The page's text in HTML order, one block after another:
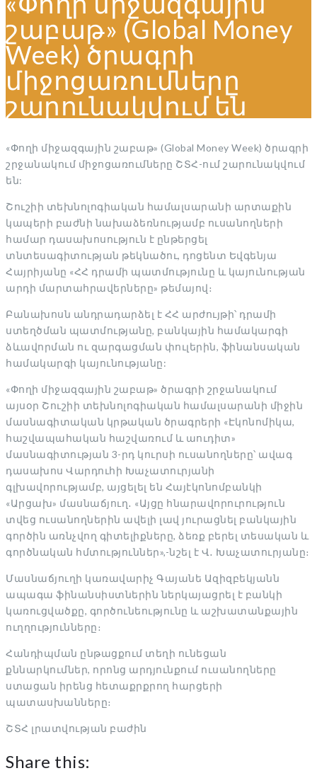
շաբաթ» (Global Money
Week) ծրագրի
միջոցառումները
շարունակվում են
«Փողի միջազգային շաբաթ» (Global Money Week) ծրագրի
շրջանակում միջոցառումները ՇՏՀ-ում շարունակվում
են:
Շուշիի տեխնոլոգիական համալսարանի արտաքին
կապերի բաժնի նախաձեռնությամբ ուսանողների
համար դասախոսություն է ընթերցել
տնտեսագիտության թեկնածու, դոցենտ Եվգենյա
Հայրիյանը «ՀՀ դրամի պատմությունը և կայունության
արդի մարտահրավերները» թեմայով։
Բանախոսն անդրադարձել է ՀՀ արժույթի՝ դրամի
ստեղծման պատմությանը, բանկային համակարգի
ձևավորման ու զարգացման փուլերին, ֆինանսական
համակարգի կայունությանը:
«Փողի միջազգային շաբաթ» ծրագրի շրջանակում
այսօր Շուշիի տեխնոլոգիական համալսարանի միջին
մասնագիտական կրթական ծրագրերի «Էկոնոմիկա,
հաշվապահական հաշվառում և աուդիտ»
մասնագիտության 3-րդ կուրսի ուսանողները՝ ավագ
դասախոս Վարդուհի Խաչատուրյանի
գլխավորությամբ, այցելել են Հայէկոնոմբանկի
«Արցախ» մասնաճյուղ․ «Այցը հնարավորուրություն
տվեց ուսանողներին ավելի լավ յուրացնել բանկային
գործին առնչվող գիտելիքները, ձեռք բերել տեսական և
գործնական հմտություններ»,-նշել է Վ․ Խաչատուրյանը։
Մասնաճյուղի կառավարիչ Գայանե Ազիզբեկյանն
ապագա ֆինանսիստներին ներկայացրել է բանկի
կառուցվածքը, գործունեությունը և աշխատանքային
ուղղությունները։
Հանդիպման ընթացքում տեղի ունեցան
քննարկումներ, որոնց արդյունքում ուսանողները
ստացան իրենց հետաքրքրող հարցերի
պատասխանները։
ՇՏՀ լրատվության բաժին
Share this: